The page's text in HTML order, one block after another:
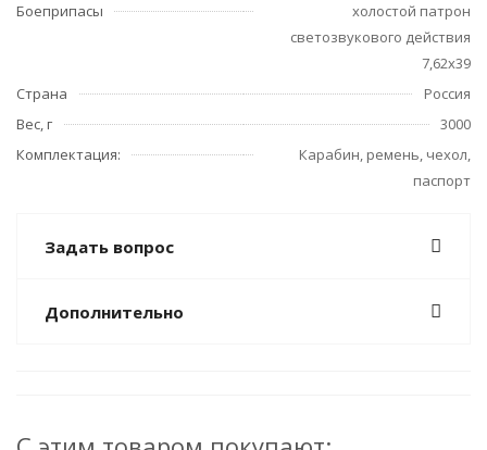
Боеприпасы
холостой патрон
светозвукового действия
7,62х39
Страна
Россия
Вес, г
3000
Комплектация:
Карабин, ремень, чехол,
паспорт
Задать вопрос
Дополнительно